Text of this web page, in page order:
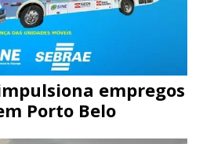
empregos
Porto Belo